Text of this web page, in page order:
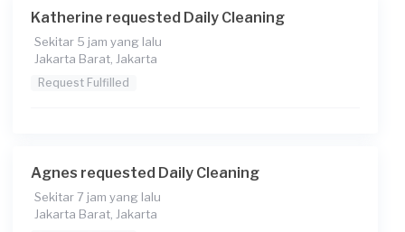
Katherine requested Daily Cleaning
Sekitar 5 jam yang lalu
Jakarta Barat, Jakarta
Request Fulfilled
Agnes requested Daily Cleaning
Sekitar 7 jam yang lalu
Jakarta Barat, Jakarta